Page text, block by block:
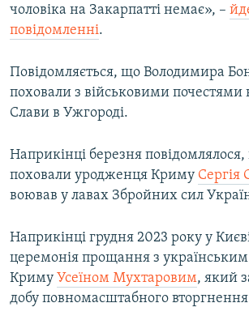
чоловіка на Закарпатті немає», –
повідомленні.
Повідомляється, що Володимира
поховали з військовими почестями
Слави в Ужгороді.
Наприкінці березня повідомлялося,
поховали уродженця Криму Сергія
воював у лавах Збройних сил
Наприкінці грудня 2023 року у
церемонія прощання з українським
Криму Усеїном Мухтаровим, який
добу повномасштабного вторгнення